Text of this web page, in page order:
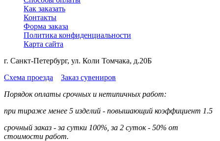
Как заказать
Контакты
Форма заказа
Политика конфиденциальности
Карта сайта
г. Санкт-Петербург, ул. Коли Томчака, д.20Б
Схема проезда
Заказ сувениров
Порядок оплаты срочных и нетипичных работ:
при тираже менее 5 изделий - повышающий коэффициент 1.5
срочный заказ - за сутки 100%, за 2 суток - 50% от
стоимости работ.